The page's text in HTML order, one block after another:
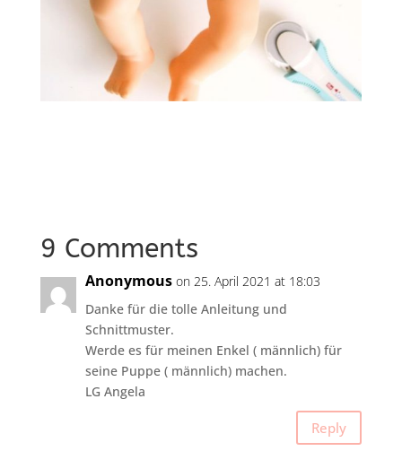
9 Comments
Anonymous on 25. April 2021 at 18:03
Danke für die tolle Anleitung und
Schnittmuster.
Werde es für meinen Enkel ( männlich) für
seine Puppe ( männlich) machen.
LG Angela
Reply